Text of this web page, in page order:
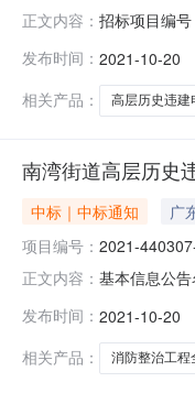
正文内容： 招标项目编
招标方式：
发布时间： 2021-10-20
相关产品：
高层历史违建
南湾街道高层历史
中标｜中标通知
广
项目编号： 2021-
正文内容： 基本信息公
联系电话：
发布时间： 2021-10-20
相关产品：
消防整治工程